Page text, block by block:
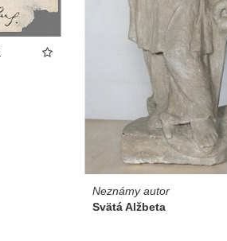
Neznámy autor
Svätá Alžbeta